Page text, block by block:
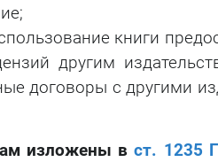
книги
другим
договоры с другими
изложены вст. 1235